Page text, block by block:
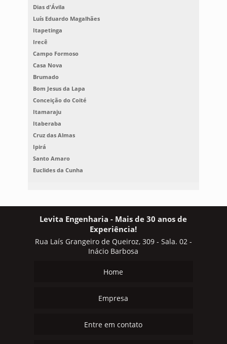
Dias d'Ávila
Luís Eduardo Magalhães
Itapetinga
Irecê
Campo Formoso
Casa Nova
Brumado
Bom Jesus da Lapa
Conceição do Coité
Itamaraju
Itaberaba
Cruz das Almas
Ipirá
Santo Amaro
Euclides da Cunha
Levita Engenharia - Mais de 30 anos de
Experiência!
Rua Laís Grangeiro de Queiroz, 309 - Sala. 02 -
Inácio Barbosa
Home
Empresa
Entre em contato